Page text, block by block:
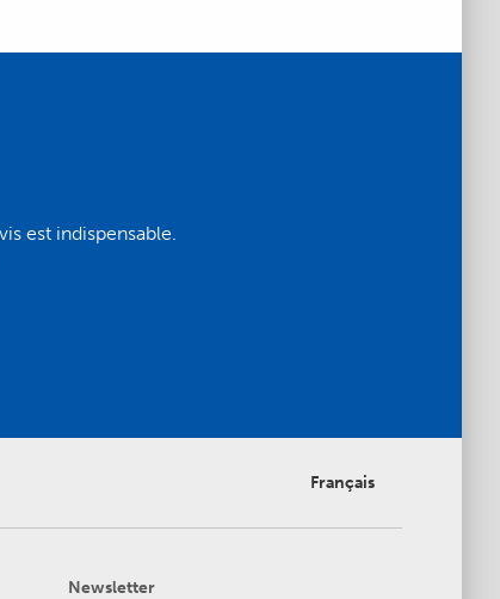
est indispensable.
Français
Newsletter